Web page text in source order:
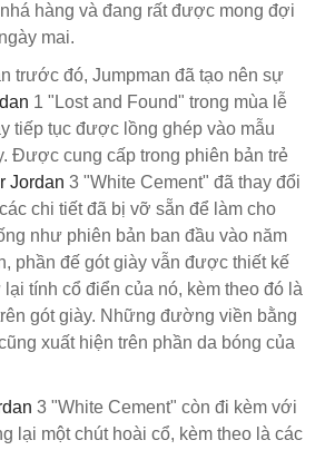
hàng và đang rất được mong đợi
mai.
trước đó, Jumpman đã tạo nên sự
1 "Lost and Found" trong mùa lễ
tiếp tục được lồng ghép vào mẫu
Được cung cấp trong phiên bản trẻ
Jordan 3 "White Cement" đã thay đổi
chi tiết đã bị vỡ sẵn để làm cho
như phiên bản ban đầu vào năm
phần đế gót giày vẫn được thiết kế
tính cổ điển của nó, kèm theo đó là
gót giày. Những đường viền bằng
xuất hiện trên phần da bóng của
3 "White Cement" còn đi kèm với
lại một chút hoài cổ, kèm theo là các